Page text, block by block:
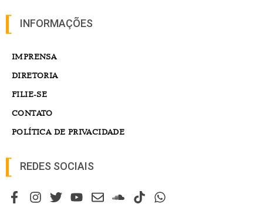
INFORMAÇÕES
IMPRENSA
DIRETORIA
FILIE-SE
CONTATO
POLÍTICA DE PRIVACIDADE
REDES SOCIAIS